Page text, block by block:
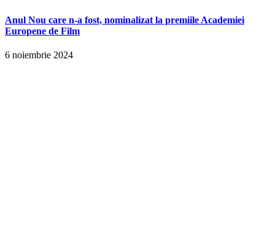
Anul Nou care n-a fost, nominalizat la premiile Academiei
Europene de Film
6 noiembrie 2024